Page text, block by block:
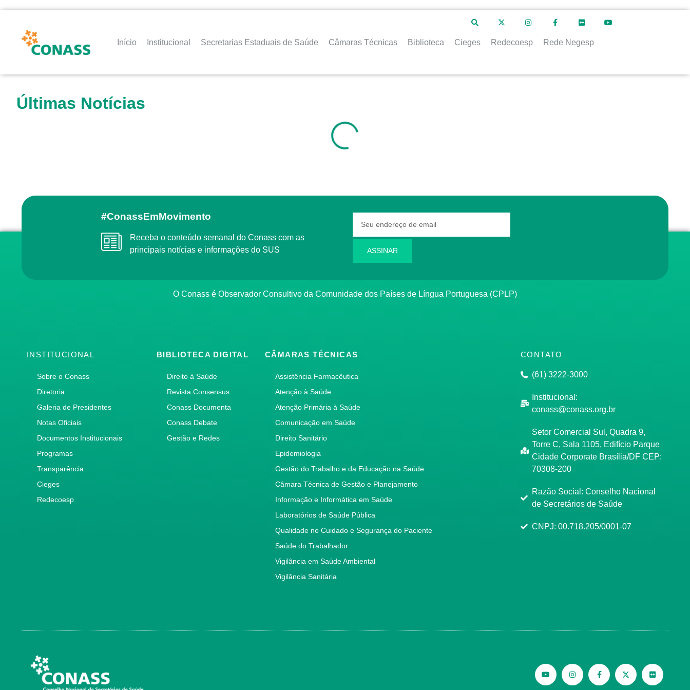
Início Institucional Secretarias Estaduais de Saúde Câmaras Técnicas Biblioteca Cieges Redecoesp Rede Negesp
Últimas Notícias
#ConassEmMovimento
Receba o conteúdo semanal do Conass com as
principais notícias e informações do SUS
ASSINAR
O Conass é Observador Consultivo da Comunidade dos Países de Língua Portuguesa (CPLP)
INSTITUCIONAL
Sobre o Conass
Diretoria
Galeria de Presidentes
Notas Oficiais
Documentos Institucionais
Programas
Transparência
Cieges
Redecoesp
BIBLIOTECA DIGITAL
Direito à Saúde
Revista Consensus
Conass Documenta
Conass Debate
Gestão e Redes
CÂMARAS TÉCNICAS
Assistência Farmacêutica
Atenção à Saúde
Atenção Primária à Saúde
Comunicação em Saúde
Direito Sanitário
Epidemiologia
Gestão do Trabalho e da Educação na Saúde
Câmara Técnica de Gestão e Planejamento
Informação e Informática em Saúde
Laboratórios de Saúde Pública
Qualidade no Cuidado e Segurança do Paciente
Saúde do Trabalhador
Vigilância em Saúde Ambiental
Vigilância Sanitária
CONTATO
(61) 3222-3000
Institucional:
conass@conass.org.br
Setor Comercial Sul, Quadra 9,
Torre C, Sala 1105, Edifício Parque
Cidade Corporate Brasília/DF CEP:
70308-200
Razão Social: Conselho Nacional
de Secretários de Saúde
CNPJ: 00.718.205/0001-07